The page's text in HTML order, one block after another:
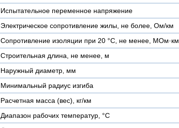
Испытательное переменное напряжение
Электрическое сопротивление жилы, не более, Ом/км
Сопротивление изоляции при 20 °С, не менее, МОм·км
Строительная длина, не менее, м
Наружный диаметр, мм
Минимальный радиус изгиба
Расчетная масса (вес), кг/км
Диапазон рабочих температур, °C